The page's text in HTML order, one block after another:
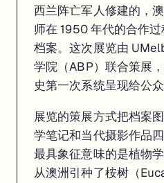
西兰阵亡军人修建的，
师在 1950 年代的合作
档案。这次展览由
学院（ABP）联合策展
史第一次系统呈现给公众
展览的策展方式把档案
学笔记和当代摄影作品
最具象征意味的是植物
从澳洲引种了桉树（